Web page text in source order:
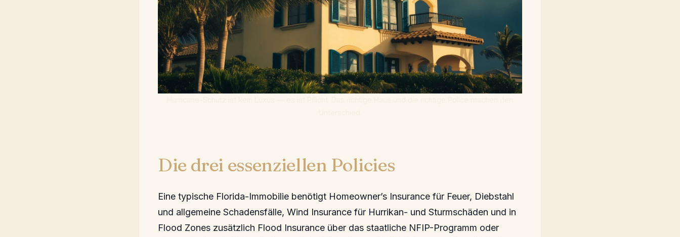
Die drei essenziellen Policies
Eine typische Florida-Immobilie benötigt Homeowner’s Insurance für Feuer, Diebstahl
und allgemeine Schadensfälle, Wind Insurance für Hurrikan- und Sturmschäden und in
Flood Zones zusätzlich Flood Insurance über das staatliche NFIP-Programm oder